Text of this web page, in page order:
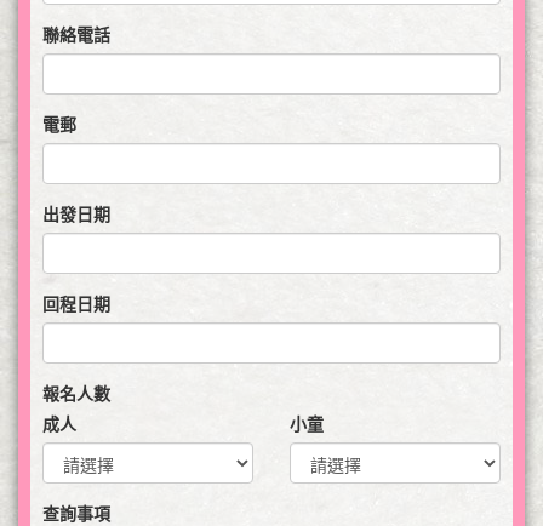
聯絡電話
電郵
出發日期
回程日期
報名人數
成人
小童
查詢事項